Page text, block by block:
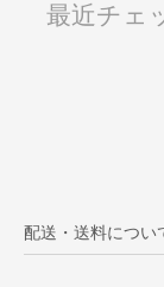
最近チェ
配送・送料につい